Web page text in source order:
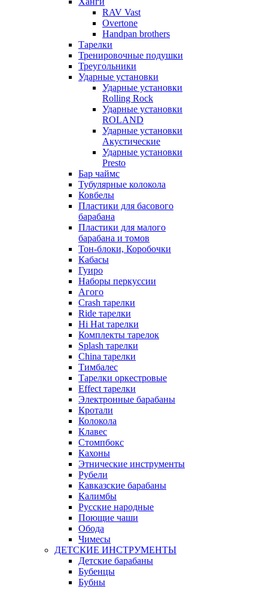
RAV Vast
Overtone
Handpan brothers
Тарелки
Тренировочные подушки
Треугольники
Ударные установки
Ударные установки
Rolling Rock
Ударные установки
ROLAND
Ударные установки
Акустические
Ударные установки
Presto
Бар чаймс
Тубулярные колокола
Ковбелы
Пластики для басового
барабана
Пластики для малого
барабана и томов
Тон-блоки, Коробочки
Кабасы
Гуиро
Наборы перкуссии
Агого
Crash тарелки
Ride тарелки
Hi Hat тарелки
Комплекты тарелок
Splash тарелки
China тарелки
Тимбалес
Тарелки оркестровые
Effect тарелки
Электронные барабаны
Кротали
Колокола
Клавес
Стомпбокс
Кахоны
Этнические инструменты
Рубели
Кавказские барабаны
Калимбы
Русские народные
Поющие чаши
Обода
Чимесы
ДЕТСКИЕ ИНСТРУМЕНТЫ
Детские барабаны
Бубенцы
Бубны